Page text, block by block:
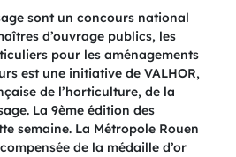
sont un concours national
d’ouvrage publics, les
pour les aménagements
est une initiative de VALHOR,
de l’horticulture, de la
La 9ème édition des
semaine. La Métropole Rouen
de la médaille d’or